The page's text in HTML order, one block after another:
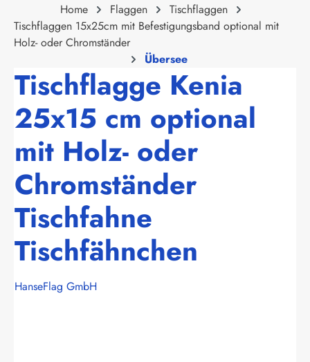
Home Flaggen
Tischflaggen
Tischflaggen 15x25cm mit Befestigungsband optional mit
Holz- oder Chromständer
Übersee
Tischflagge Kenia
25x15 cm optional
mit Holz- oder
Chromständer
Tischfahne
Tischfähnchen
HanseFlag GmbH